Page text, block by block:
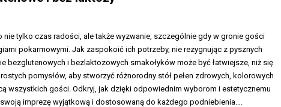
nie tylko czas radości, ale także wyzwanie, szczególnie gdy w gronie gości
pokarmowymi. Jak zaspokoić ich potrzeby, nie rezygnując z pysznych
bezglutenowych i bezlaktozowych smakołyków może być łatwiejsze, niż się
pomysłów, aby stworzyć różnorodny stół pełen zdrowych, kolorowych
wszystkich gości. Odkryj, jak dzięki odpowiednim wyborom i estetycznemu
imprezę wyjątkową i dostosowaną do każdego podniebienia….